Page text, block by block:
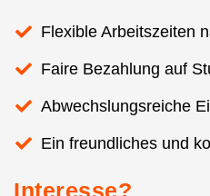
Flexible Arbeitszeiten
Faire Bezahlung auf
Abwechslungsreiche
Ein freundliches und
Interesse?